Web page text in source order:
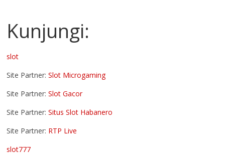
Kunjungi:
slot
Site Partner:Slot Microgaming
Site Partner:Slot Gacor
Site Partner:Situs Slot Habanero
Site Partner: RTP Live
slot777